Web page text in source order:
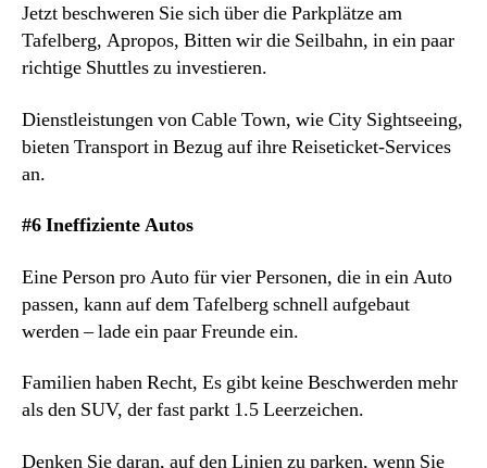
Jetzt beschweren Sie sich über die Parkplätze am
Tafelberg, Apropos, Bitten wir die Seilbahn, in ein paar
richtige Shuttles zu investieren.
Dienstleistungen von Cable Town, wie City Sightseeing,
bieten Transport in Bezug auf ihre Reiseticket-Services
an.
#6 Ineffiziente Autos
Eine Person pro Auto für vier Personen, die in ein Auto
passen, kann auf dem Tafelberg schnell aufgebaut
werden – lade ein paar Freunde ein.
Familien haben Recht, Es gibt keine Beschwerden mehr
als den SUV, der fast parkt 1.5 Leerzeichen.
Denken Sie daran, auf den Linien zu parken, wenn Sie